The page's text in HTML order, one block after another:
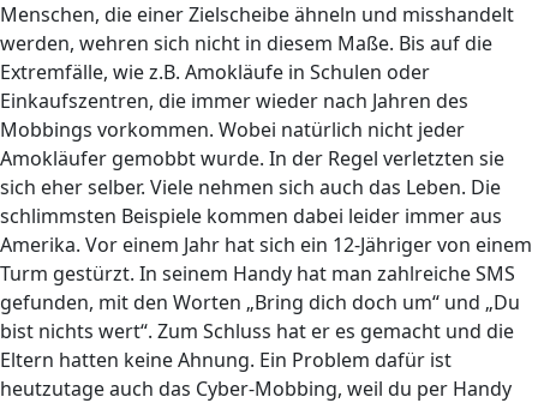
Menschen, die einer Zielscheibe ähneln und misshandelt
werden, wehren sich nicht in diesem Maße. Bis auf die
Extremfälle, wie z.B. Amokläufe in Schulen oder
Einkaufszentren, die immer wieder nach Jahren des
Mobbings vorkommen. Wobei natürlich nicht jeder
Amokläufer gemobbt wurde. In der Regel verletzten sie
sich eher selber. Viele nehmen sich auch das Leben. Die
schlimmsten Beispiele kommen dabei leider immer aus
Amerika. Vor einem Jahr hat sich ein 12-Jähriger von einem
Turm gestürzt. In seinem Handy hat man zahlreiche SMS
gefunden, mit den Worten „Bring dich doch um“ und „Du
bist nichts wert“. Zum Schluss hat er es gemacht und die
Eltern hatten keine Ahnung. Ein Problem dafür ist
heutzutage auch das Cyber-Mobbing, weil du per Handy